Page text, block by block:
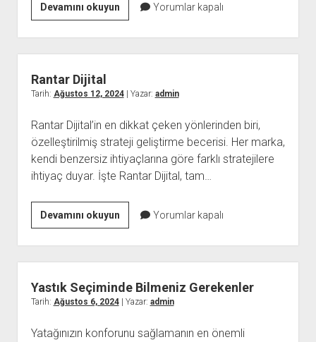
Devamını okuyunElektronik
Sigara
Kullanımında
Sık
Hatalar
Yorumlar kapalı
Rantar Dijital
Tarih: Ağustos 12, 2024| Yazar: admin
Rantar Dijital’in en dikkat çeken yönlerinden biri,
özelleştirilmiş strateji geliştirme becerisi. Her marka,
kendi benzersiz ihtiyaçlarına göre farklı stratejilere
ihtiyaç duyar. İşte Rantar Dijital, tam…
Devamını okuyunRantar
Dijital
Yorumlar kapalı
Yastık Seçiminde Bilmeniz Gerekenler
Tarih: Ağustos 6, 2024| Yazar: admin
Yatağınızın konforunu sağlamanın en önemli